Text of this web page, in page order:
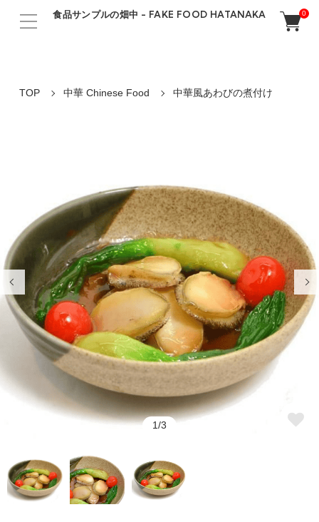
食品サンプルの畑中 - FAKE FOOD HATANAKA 0
TOP 中華 Chinese Food 中華風あわびの煮付け
1/3